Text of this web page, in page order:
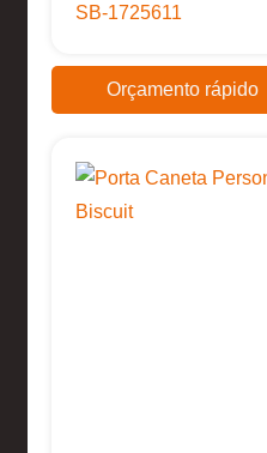
SB-1725611
Orçamento rápido
Eu
A nossa
momento.